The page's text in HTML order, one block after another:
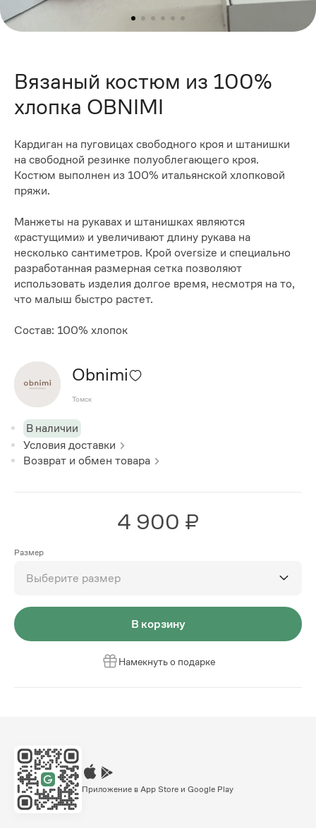
Вязаный костюм из 100%
хлопка OBNIMI
Кардиган на пуговицах свободного кроя и штанишки
на свободной резинке полуоблегающего кроя.
Костюм выполнен из 100% итальянской хлопковой
пряжи.
Манжеты на рукавах и штанишках являются
«растущими» и увеличивают длину рукава на
несколько сантиметров. Крой oversize и специально
разработанная размерная сетка позволяют
использовать изделия долгое время, несмотря на то,
что малыш быстро растет.
Состав: 100% хлопок
Obnimi
Томск
В наличии
Условия доставки
Возврат и обмен товара
4 900 ₽
Размер
Выберите размер
В корзину
Намекнуть о подарке
Приложение в App Store и Google Play